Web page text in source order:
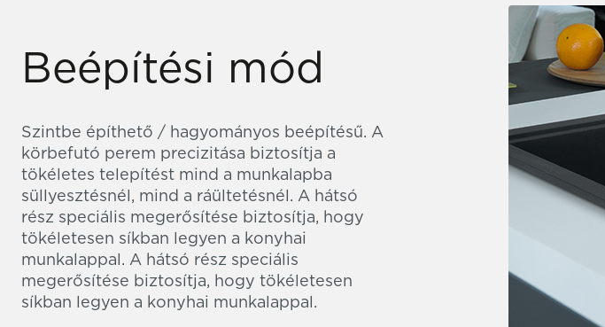
Beépítési mód
Szintbe építhető / hagyományos beépítésű. A
körbefutó perem precizitása biztosítja a
tökéletes telepítést mind a munkalapba
süllyesztésnél, mind a ráültetésnél. A hátsó
rész speciális megerősítése biztosítja, hogy
tökéletesen síkban legyen a konyhai
munkalappal. A hátsó rész speciális
megerősítése biztosítja, hogy tökéletesen
síkban legyen a konyhai munkalappal.